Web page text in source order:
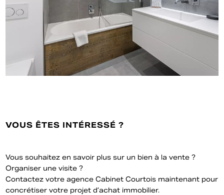
VOUS ÊTES INTÉRESSÉ ?
Vous souhaitez en savoir plus sur un bien à la vente ?
Organiser une visite ?
Contactez votre agence Cabinet Courtois maintenant pour
concrétiser votre projet d’achat immobilier.